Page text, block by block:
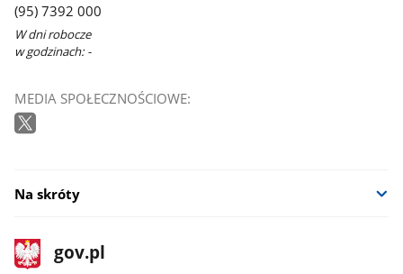
(95) 7392 000
W dni robocze
w godzinach: -
MEDIA SPOŁECZNOŚCIOWE:
Na skróty
stopka
gov.pl
Strona
gov.pl